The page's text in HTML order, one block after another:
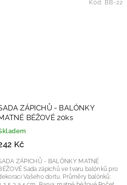
ZÁPICHŮ - BALÓNKY
BÉŽOVÉ 20ks
Kč
ZÁPICHŮ - BALÓNKY MATNÉ
Sada zápichů ve tvaru balónků pro
Vašeho dortu. Průměry balónků:
Kód: BB-22